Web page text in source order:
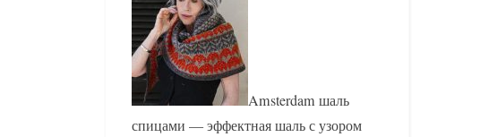
Amsterdam шаль
спицами — эффектная шаль с узором